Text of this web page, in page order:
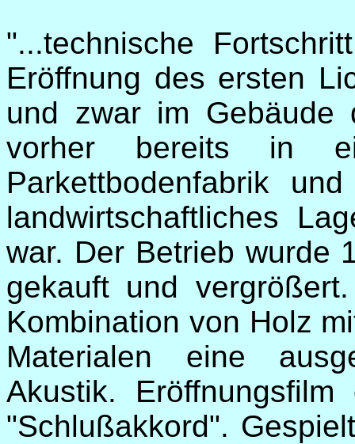
"...technische
Eröffnung des ersten
und zwar im Gebäude
vorher bereits in
Parkettbodenfabrik
landwirtschaftliches
war. Der Betrieb wurde
gekauft und
Kombination von Holz
Materialen eine
Akustik.
"Schlußakkord".